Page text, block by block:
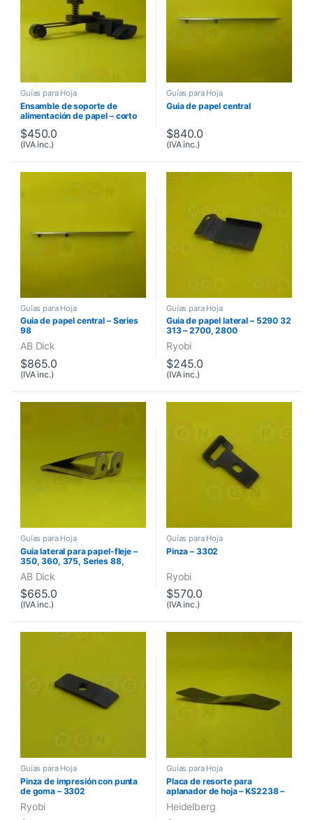
Guías para Hoja
Ensamble de soporte de
alimentación de papel – corto
$450.0
(IVA inc.)
Guías para Hoja
Guia de papel central
$840.0
(IVA inc.)
Guías para Hoja
Guia de papel central – Series
98
AB Dick
$865.0
(IVA inc.)
Guías para Hoja
Guia de papel lateral – 5290 32
313 – 2700, 2800
Ryobi
$245.0
(IVA inc.)
Guías para Hoja
Guia lateral para papel-fleje –
350, 360, 375, Series 88,
Series 98
AB Dick
$665.0
(IVA inc.)
Guías para Hoja
Pinza – 3302
Ryobi
$570.0
(IVA inc.)
Guías para Hoja
Pinza de impresión con punta
de goma – 3302
Ryobi
Guías para Hoja
Placa de resorte para
aplanador de hoja – KS2238 –
Series K
Heidelberg